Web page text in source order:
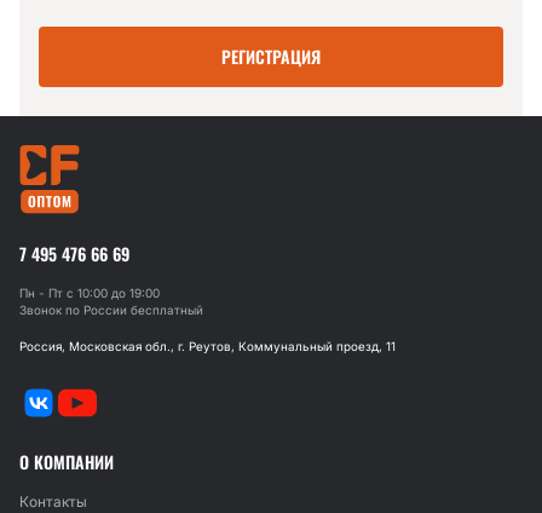
РЕГИСТРАЦИЯ
7 495 476 66 69
Пн - Пт с 10:00 до 19:00
Звонок по России бесплатный
Россия, Московская обл., г. Реутов, Коммунальный проезд, 11
О КОМПАНИИ
Контакты